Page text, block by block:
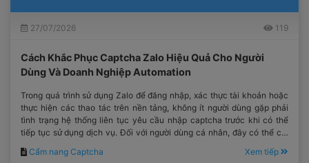
27/07/2026 119
Cách Khắc Phục Captcha Zalo Hiệu Quả Cho Người
Dùng Và Doanh Nghiệp Automation
Trong quá trình sử dụng Zalo để đăng nhập, xác thực tài khoản hoặc
thực hiện các thao tác trên nền tảng, không ít người dùng gặp phải
tình trạng hệ thống liên tục yêu cầu nhập captcha trước khi có thể
tiếp tục sử dụng dịch vụ. Đối với người dùng cá nhân, đây có thể chỉ
là một bước xác minh mất thêm vài giây.
Cẩm nang Captcha Xem tiếp